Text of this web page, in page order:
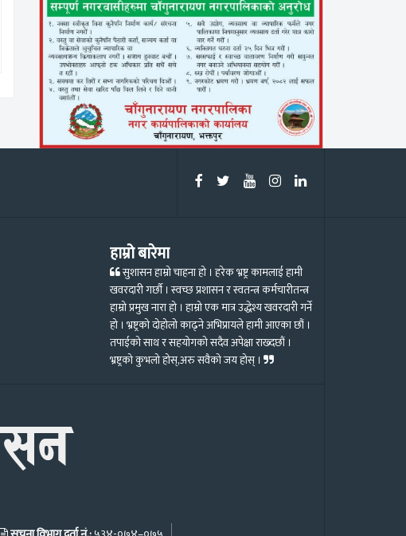
हाम्रो बारेमा
सुशासन हाम्रो चाहना हो । हरेक भ्रष्ट्र कामलाई हामी
खवरदारी गर्छौ । स्वच्छ प्रशासन र स्वतन्त्र कर्मचारीतन्त्र
हाम्रो प्रमुख नारा हो । हाम्रो एक मात्र उद्धेश्य खवरदारी गर्ने
हो । भ्रष्ट्रको दोहोलो काढ्ने अभिप्रायले हामी आएका छौं ।
तपाईको साथ र सहयोगको सदैव अपेक्षा राख्दछौं ।
भ्रष्ट्रको कुभलो होस्,अरु सवैको जय होस् ।